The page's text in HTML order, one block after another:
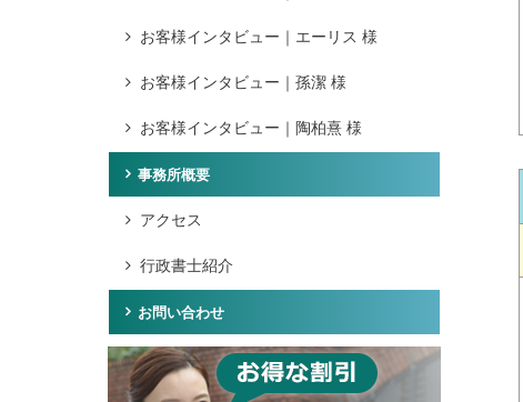
お客様インタビュー｜エーリス 様
お客様インタビュー｜孫潔 様
お客様インタビュー｜陶柏熹 様
事務所概要
アクセス
行政書士紹介
お問い合わせ